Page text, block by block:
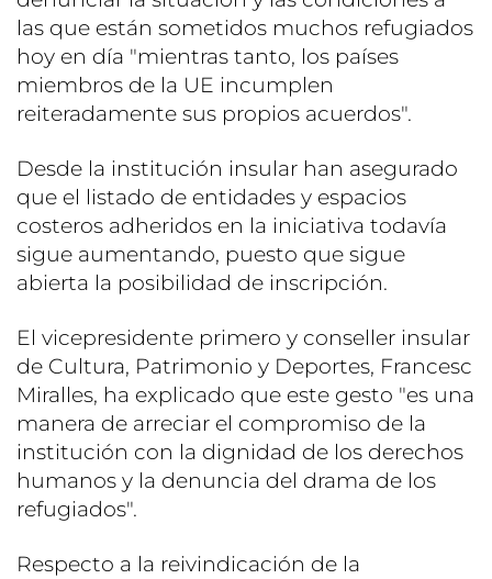
las que están sometidos muchos refugiados
hoy en día "mientras tanto, los países
miembros de la UE incumplen
reiteradamente sus propios acuerdos".
Desde la institución insular han asegurado
que el listado de entidades y espacios
costeros adheridos en la iniciativa todavía
sigue aumentando, puesto que sigue
abierta la posibilidad de inscripción.
El vicepresidente primero y conseller insular
de Cultura, Patrimonio y Deportes, Francesc
Miralles, ha explicado que este gesto "es una
manera de arreciar el compromiso de la
institución con la dignidad de los derechos
humanos y la denuncia del drama de los
refugiados".
Respecto a la reivindicación de la